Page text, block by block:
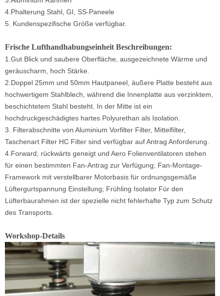
4.Phalterung Stahl, GI, SS-Paneele
5. Kundenspezifische Größe verfügbar.
Frische Lufthandhabungseinheit Beschreibungen:
1.Gut Blick und saubere Oberfläche, ausgezeichnete Wärme und
geräuscharm, hoch Stärke.
2.Doppel 25mm und 50mm Hautpaneel, äußere Platte besteht aus
hochwertigem Stahlblech, während die Innenplatte aus verzinktem,
beschichtetem Stahl besteht. In der Mitte ist ein
hochdruckgeschädigtes hartes Polyurethan als Isolation.
3. Filterabschnitte von Aluminium Vorfilter Filter, Mittelfilter,
Taschenart Filter HC Filter sind verfügbar auf Antrag Anforderung.
4.Forward, rückwärts geneigt und Aero Folienventilatoren stehen
für einen bestimmten Fan-Antrag zur Verfügung; Fan-Montage-
Framework mit verstellbarer Motorbasis für ordnungsgemäße
Lüftergurtspannung Einstellung; Frühling Isolator Für den
Lüfterbaurahmen ist der spezielle nicht fehlerhafte Typ zum Schutz
des Transports.
Workshop-Details